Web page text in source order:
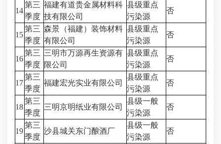
14
第三
季度
福建有道贵金属材料科
技有限公司
县级重点
污染源
否
15
第三
季度
森景（福建）装饰材料
有限公司
县级重点
污染源
否
16
第三
季度
三明市万源再生资源有
限公司
县级重点
污染源
否
17
第三
季度
福建宏光实业有限公司
县级重点
污染源
否
18
第三
季度
三明京明纸业有限公司
县级一般
污染源
否
19
第三
季度
沙县城关东门酿酒厂
县级一般
污染源
否